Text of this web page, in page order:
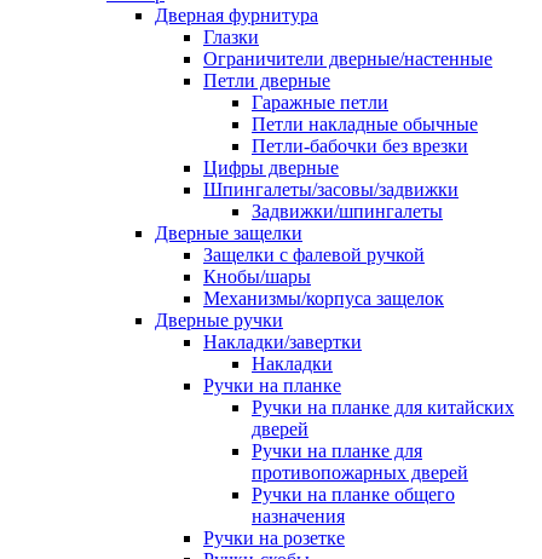
Дверная фурнитура
Глазки
Ограничители дверные/настенные
Петли дверные
Гаражные петли
Петли накладные обычные
Петли-бабочки без врезки
Цифры дверные
Шпингалеты/засовы/задвижки
Задвижки/шпингалеты
Дверные защелки
Защелки с фалевой ручкой
Кнобы/шары
Механизмы/корпуса защелок
Дверные ручки
Накладки/завертки
Накладки
Ручки на планке
Ручки на планке для китайских
дверей
Ручки на планке для
противопожарных дверей
Ручки на планке общего
назначения
Ручки на розетке